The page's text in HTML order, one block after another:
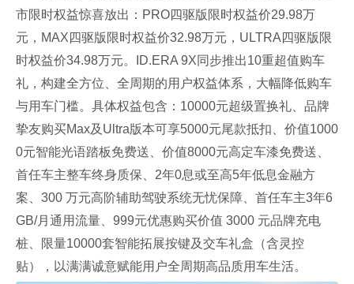
市限时权益惊喜放出：PRO四驱版限时权益价29.98万
元，MAX四驱版限时权益价32.98万元，ULTRA四驱版限
时权益价34.98万元。ID.ERA 9X同步推出10重超值购车
礼，构建全方位、全周期的用户权益体系，大幅降低购车
与用车门槛。具体权益包含：10000元超级置换礼、品牌
挚友购买Max及Ultra版本可享5000元尾款抵扣、价值1000
0元智能光语踏板免费送、价值8000元高定车漆免费送、
首任车主整车终身质保、2年0息或至高5年低息金融方
案、300 万元高阶辅助驾驶系统无忧保障、首任车主3年6
GB/月通用流量、999元优惠购买价值 3000 元品牌充电
桩、限量10000套智能拓展按键及交车礼盒（含灵控
贴），以满满诚意赋能用户全周期高品质用车生活。